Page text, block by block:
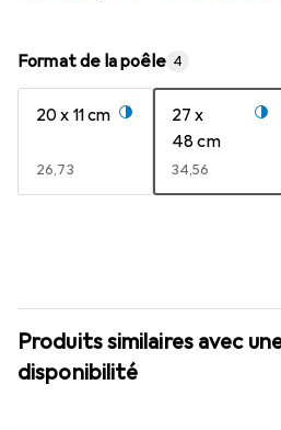
Format de la poêle 4
20 x 11 cm
EUR
26,73
27 x
48 cm
EUR
34,56
Produits similaires avec
disponibilité